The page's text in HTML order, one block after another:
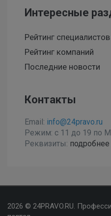
Интересные
Рейтинг специалистов
Рейтинг компаний
Последние новости
Контакты
Email: info@24pravo.ru
Режим: с 11 до 19 по
Реквизиты: подробнее
2026 © 24PRAVO.RU.
для